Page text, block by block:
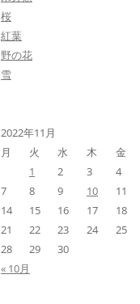
桜
紅葉
野の花
雪
2022年11月
月
火 水 木 金
1
2 3 4
7
8 9 10 11
14
15 16 17 18
21
22 23 24 25
28
29
30
« 10月